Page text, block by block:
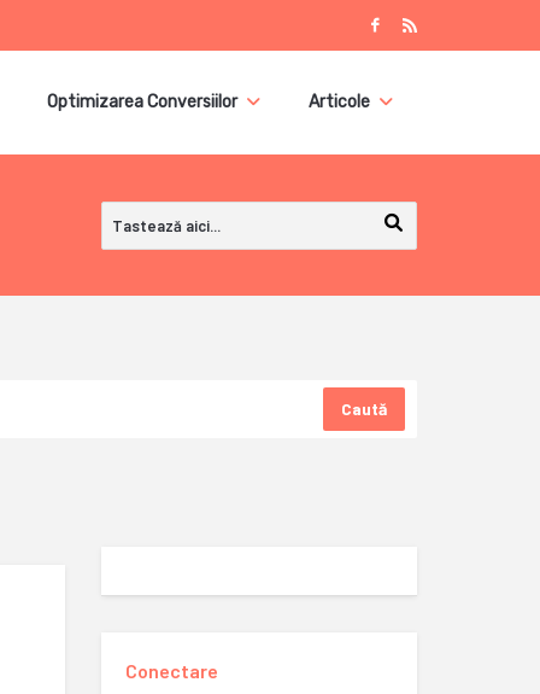
Optimizarea Conversiilor Articole
Caută
Conectare